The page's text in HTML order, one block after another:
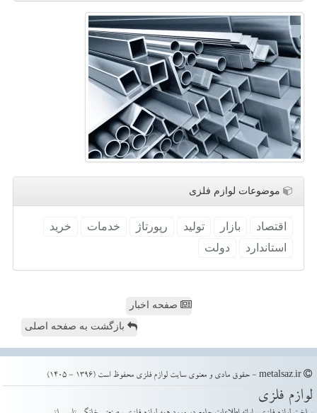
موضوعات لوازم فلزی
اقتصاد بازار تولید رپورتاژ خدمات
خرید
استاندارد
دولت
صفحه اخبار
بازگشت به صفحه اصلی
لوازم فلزی